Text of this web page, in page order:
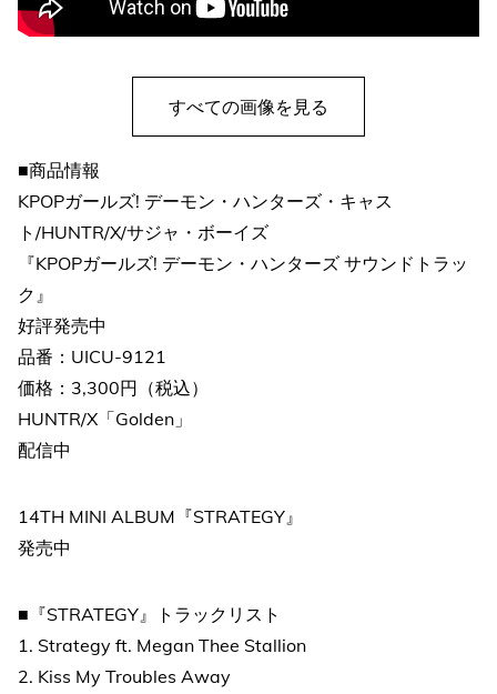
すべての画像を見る
■商品情報
KPOPガールズ! デーモン・ハンターズ・キャス
ト/HUNTR/X/サジャ・ボーイズ
『KPOPガールズ! デーモン・ハンターズ サウンドトラッ
ク』
好評発売中
品番：UICU-9121
価格：3,300円（税込）
HUNTR/X「Golden」
配信中
14TH MINI ALBUM『STRATEGY』
発売中
■『STRATEGY』トラックリスト
1. Strategy ft. Megan Thee Stallion
2. Kiss My Troubles Away